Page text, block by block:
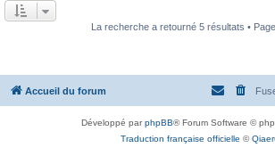
La recherche a retourné 5 résultats • Page
Accueil du forum
Développé parphpBB® Forum Software ©
Traduction française officielle ©